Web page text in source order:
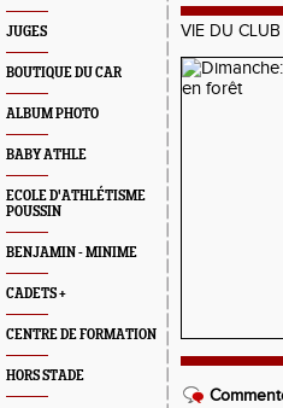
JUGES
BOUTIQUE DU CAR
ALBUM PHOTO
BABY ATHLE
ECOLE D'ATHLÉTISME
POUSSIN
BENJAMIN - MINIME
CADETS +
CENTRE DE FORMATION
HORS STADE
VIE DU CLUB